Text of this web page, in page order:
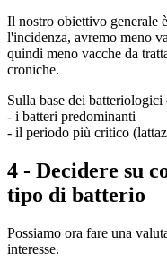
Il nostro obiettivo generale
l'incidenza, avremo meno
quindi meno vacche da
croniche.
Sulla base dei
- i batteri predominanti
- il periodo più critico
4 - Decidere su
tipo di batterio
Possiamo ora fare una
interesse.